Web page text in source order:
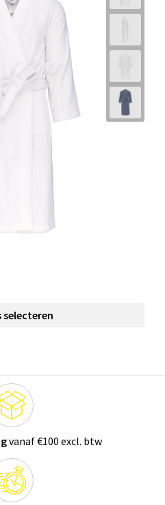
selecteren
vanaf €100 excl. btw